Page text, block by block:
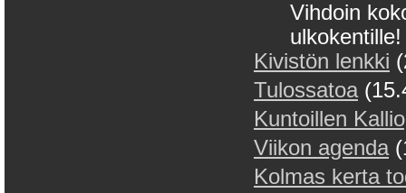
Vihdoin
ulkokentille!
Kivistön lenkki
Tulossatoa
Kuntoillen
Viikon agenda
Kolmas kerta